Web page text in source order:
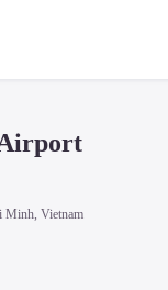
Minh, Vietnam